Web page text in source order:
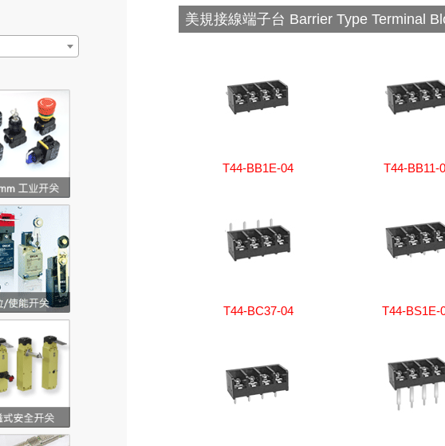
美規接線端子台 Barrier Type Terminal
T44-BB1E-04 T44-BB11-
T44-BC37-04 T44-BS1E-